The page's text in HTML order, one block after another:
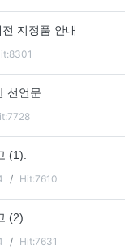
지정품 안내
선언문
(1).
Hit:7610
(2).
Hit:7631